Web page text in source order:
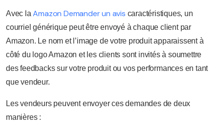
Avec la Amazon Demander un avis caractéristiques, un
courriel générique peut être envoyé à chaque client par
Amazon. Le nom et l’image de votre produit apparaissent à
côté du logo Amazon et les clients sont invités à soumettre
des feedbacks sur votre produit ou vos performances en tant
que vendeur.
Les vendeurs peuvent envoyer ces demandes de deux
manières :